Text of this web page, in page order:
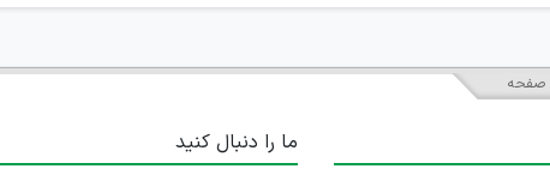
صفحه
ما را دنبال کنید